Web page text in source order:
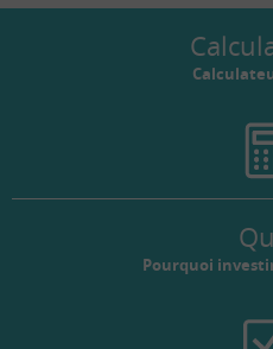
Pourquoi